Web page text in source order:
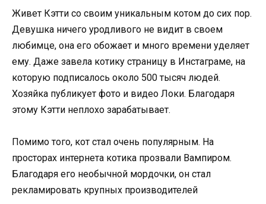
Живет Кэтти со своим уникальным котом до сих пор.
Девушка ничего уродливого не видит в своем
любимце, она его обожает и много времени уделяет
ему. Даже завела котику страницу в Инстаграме, на
которую подписалось около 500 тысяч людей.
Хозяйка публикует фото и видео Локи. Благодаря
этому Кэтти неплохо зарабатывает.
Помимо того, кот стал очень популярным. На
просторах интернета котика прозвали Вампиром.
Благодаря его необычной мордочки, он стал
рекламировать крупных производителей